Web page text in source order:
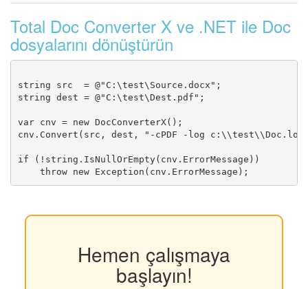
Total Doc Converter X ve .NET ile Doc
dosyalarını dönüştürün
string src  = @"C:\test\Source.docx";
string dest = @"C:\test\Dest.pdf";
var cnv = new DocConverterX();
cnv.Convert(src, dest, "-cPDF -log
if (!string.IsNullOrEmpty(cnv.ErrorMessage))
Hemen çalışmaya
başlayın!